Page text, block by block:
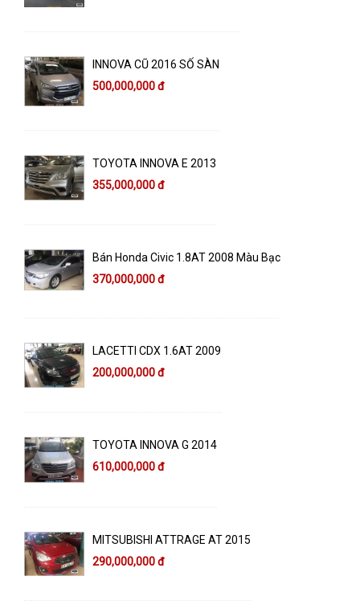
INNOVA CŨ 2016 SỐ SÀN
500,000,000 đ
TOYOTA INNOVA E 2013
355,000,000 đ
Bán Honda Civic 1.8AT 2008 Màu Bạc
370,000,000 đ
LACETTI CDX 1.6AT 2009
200,000,000 đ
TOYOTA INNOVA G 2014
610,000,000 đ
MITSUBISHI ATTRAGE AT 2015
290,000,000 đ